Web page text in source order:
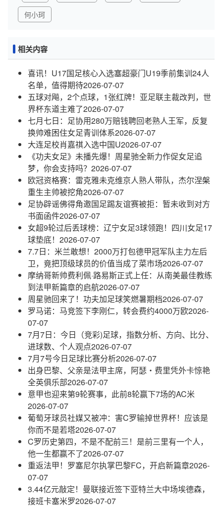
何小珂
相关内容
喜讯！U17国足核心入选塞超豪门U19季前集训24人
名单，值得期待2026-07-07
五球对飚，2个点球，1张红牌！亚足联主裁改判，世
界杯东道主难了2026-07-07
七月七日：足协用280万赔钱聘回老熟人王军，反复
换帅难困住女足青训体系2026-07-07
大连足校肖嘉祺入选中国U2026-07-07
《功夫女足》未播先爆！周星驰全新力作促女足追
梦，你会支持吗？ 2026-07-07
欧冠资格赛：雷克雅未克维京人熟人带队，杰尔涅槃
重生主帅被挖角2026-07-07
足协辟谣佛得角邀国足踢友谊赛被拒：暂未收到对方
书面函件2026-07-07
女超9轮过后丢球榜：辽宁女足3球领跑！四川女足17
球垫底！ 2026-07-07
7.7日：米兰敢想！2000万打包德甲冠军队主力左后
卫，竟把顶级球员的价值当成了菜市场2026-07-07
摩纳哥新帅费利佩·路易斯正式上任：从南美最佳教练
到法甲新篇章的启航2026-07-07
周星驰回来了！功夫加足球笑燃暑期档2026-07-07
罗马诺：马竞签下李刚仁，转会费约4000万欧2026-
07-07
7月7日：今日（竞彩)足球，指数分析、方向、比分、
进球数、个人观点2026-07-07
7月7号今日足球比赛分析2026-07-07
出身巴黎、父亲是法甲主席，阿瑟・费里凭外卡惊艳
全英俱乐部2026-07-07
意甲也迎来第9轮赛事，此前8轮赢下7场的AC米
2026-07-07
葡萄牙球员社媒又被冲：害C罗输掉世界杯！应该是
你而不是若塔2026-07-07
C罗历史第四，不是不配前三！是前三里有一个人，
他一生都赢不了2026-07-07
重返法甲！罗塞尼尔执掌巴黎FC，开启新篇章2026-
07-07
3.44亿元敲定！曼联接近签下亚特兰大中场埃德森，
接班卡塞米罗2026-07-07